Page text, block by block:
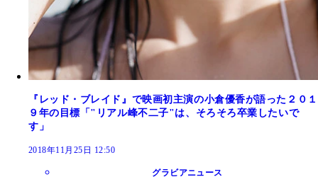
『レッド・ブレイド』で映画初主演の小倉優香が語った２０１
９年の目標「"リアル峰不二子"は、そろそろ卒業したいで
す」
2018年11月25日 12:50
グラビアニュース